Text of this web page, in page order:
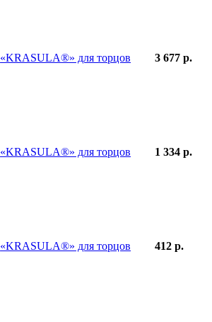
«KRASULA®» для торцов 3 677 р.
«KRASULA®» для торцов 1 334 р.
«KRASULA®» для торцов 412 р.